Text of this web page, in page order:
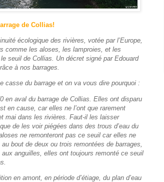
de Collias!
écologique des rivières, votée par l’Europe,
comme les aloses, les lamproies, et les
seuil de Collias. Un décret signé par Edouard
à nos barrages.
casse du barrage et on va vous dire pourquoi :
en aval du barrage de Collias. Elles ont disparu
en cause, car elles ne l’ont que rarement
mai dans les rivières. Faut-il les laisser
de les voir piégées dans des trous d’eau du
ne remonteront pas ce seuil car elles ne
bout de deux ou trois remontées de barrages,
anguilles, elles ont toujours remonté ce seuil
en amont, en période d’étiage, du plan d’eau